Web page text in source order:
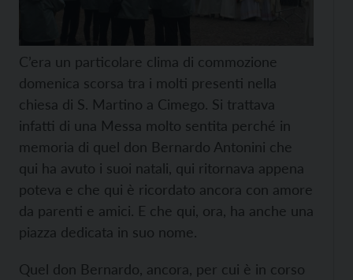
C’era un particolare clima di commozione
domenica scorsa tra i molti presenti nella
chiesa di S. Martino a Cimego. Si trattava
infatti di una Messa molto sentita perché in
memoria di quel don Bernardo Antonini che
qui ha avuto i suoi natali, qui ritornava appena
poteva e che qui è ricordato ancora con amore
da parenti e amici. E che qui, ora, ha anche una
piazza dedicata in suo nome.
Quel don Bernardo, ancora, per cui è in corso